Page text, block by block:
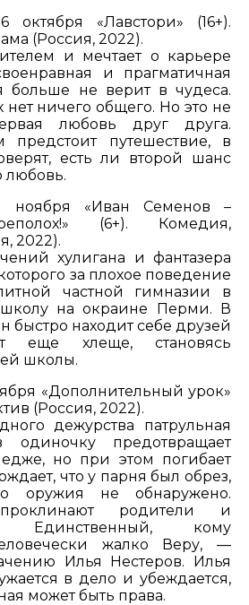
«Лавстори» (16+).
(Россия, 2022).
и мечтает о карьере
и прагматичная
больше не верит в чудеса.
нет ничего общего. Но это не
любовь друг друга.
путешествие, в
есть ли второй шанс
любовь.
ноября «Иван Семенов –
(6+). Комедия,
2022).
хулигана и фантазера
за плохое поведение
частной гимназии в
на окраине Перми. В
быстро находит себе друзей
еще хлеще, становясь
школы.
«Дополнительный урок»
(Россия, 2022).
дежурства патрульная
предотвращает
но при этом погибает
что у парня был обрез,
оружия не обнаружено.
родители и
Единственный, кому
жалко Веру, —
Илья Нестеров. Илья
в дело и убеждается,
может быть права.